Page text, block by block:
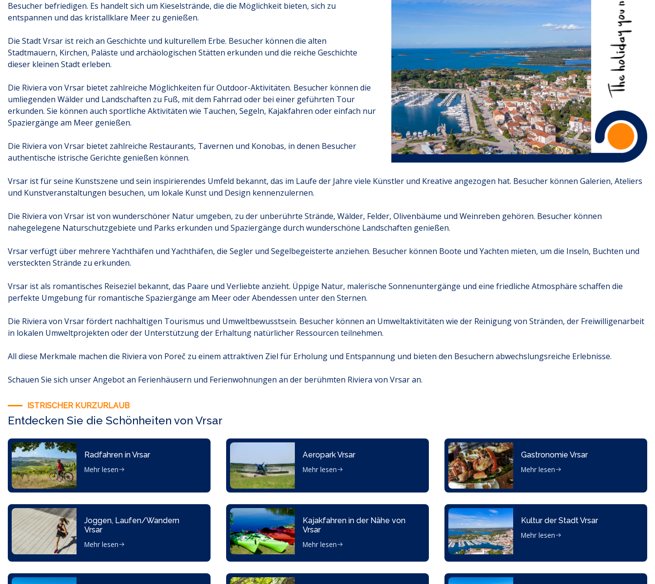
Besucher befriedigen. Es handelt sich um Kieselstrände, die die Möglichkeit bieten, sich zu
entspannen und das kristallklare Meer zu genießen.
Die Stadt Vrsar ist reich an Geschichte und kulturellem Erbe. Besucher können die alten
Stadtmauern, Kirchen, Paläste und archäologischen Stätten erkunden und die reiche Geschichte
dieser kleinen Stadt erleben.
Die Riviera von Vrsar bietet zahlreiche Möglichkeiten für Outdoor-Aktivitäten. Besucher können die
umliegenden Wälder und Landschaften zu Fuß, mit dem Fahrrad oder bei einer geführten Tour
erkunden. Sie können auch sportliche Aktivitäten wie Tauchen, Segeln, Kajakfahren oder einfach nur
Spaziergänge am Meer genießen.
Die Riviera von Vrsar bietet zahlreiche Restaurants, Tavernen und Konobas, in denen Besucher
authentische istrische Gerichte genießen können.
Vrsar ist für seine Kunstszene und sein inspirierendes Umfeld bekannt, das im Laufe der Jahre viele Künstler und Kreative angezogen hat. Besucher können Galerien, Ateliers
und Kunstveranstaltungen besuchen, um lokale Kunst und Design kennenzulernen.
Die Riviera von Vrsar ist von wunderschöner Natur umgeben, zu der unberührte Strände, Wälder, Felder, Olivenbäume und Weinreben gehören. Besucher können
nahegelegene Naturschutzgebiete und Parks erkunden und Spaziergänge durch wunderschöne Landschaften genießen.
Vrsar verfügt über mehrere Yachthäfen und Yachthäfen, die Segler und Segelbegeisterte anziehen. Besucher können Boote und Yachten mieten, um die Inseln, Buchten und
versteckten Strände zu erkunden.
Vrsar ist als romantisches Reiseziel bekannt, das Paare und Verliebte anzieht. Üppige Natur, malerische Sonnenuntergänge und eine friedliche Atmosphäre schaffen die
perfekte Umgebung für romantische Spaziergänge am Meer oder Abendessen unter den Sternen.
Die Riviera von Vrsar fördert nachhaltigen Tourismus und Umweltbewusstsein. Besucher können an Umweltaktivitäten wie der Reinigung von Stränden, der Freiwilligenarbeit
in lokalen Umweltprojekten oder der Unterstützung der Erhaltung natürlicher Ressourcen teilnehmen.
All diese Merkmale machen die Riviera von Poreč zu einem attraktiven Ziel für Erholung und Entspannung und bieten den Besuchern abwechslungsreiche Erlebnisse.
Schauen Sie sich unser Angebot an Ferienhäusern und Ferienwohnungen an der berühmten Riviera von Vrsar an.
ISTRISCHER KURZURLAUB
Entdecken Sie die Schönheiten von Vrsar
Radfahren in Vrsar
Mehr lesen
Aeropark Vrsar
Mehr lesen
Gastronomie Vrsar
Mehr lesen
Joggen, Laufen/Wandern
Vrsar
Mehr lesen
Kajakfahren in der Nähe von
Vrsar
Mehr lesen
Kultur der Stadt Vrsar
Mehr lesen